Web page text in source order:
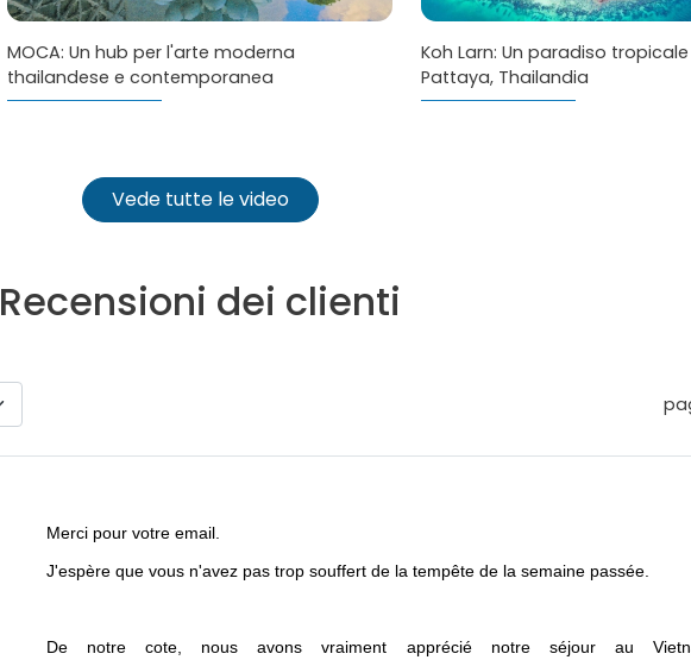
MOCA: Un hub per l'arte moderna
thailandese e contemporanea
Koh Larn: Un paradiso
Pattaya, Thailandia
Vede tutte le video
Recensioni dei clienti
Merci pour votre email.
J'espère que vous n'avez pas trop souffert de la tempête de la semaine passée.
De notre cote, nous avons vraiment apprécié notre séjour au